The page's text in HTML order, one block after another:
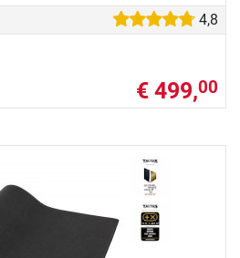
4,8
€ 499,00